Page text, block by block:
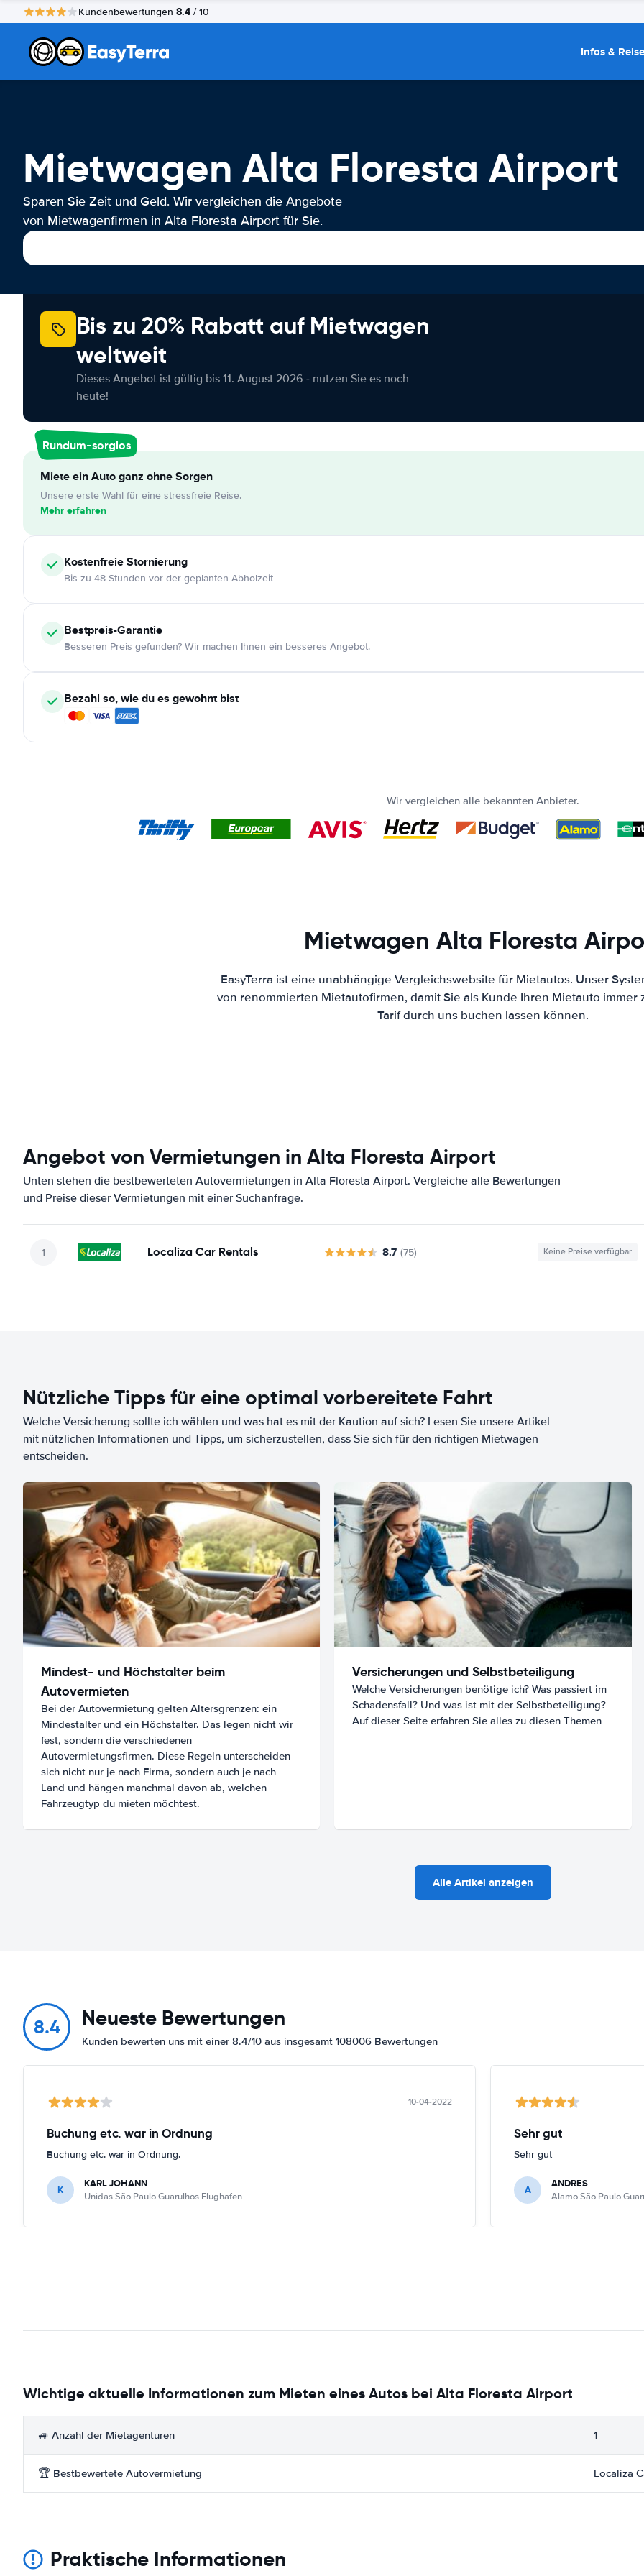
Kundenbewertungen 8.4 / 10
Infos &
Mietwagen Alta Floresta Airport
Sparen Sie Zeit und Geld. Wir vergleichen die Angebote
von Mietwagenfirmen in Alta Floresta Airport für Sie.
Bis zu 20% Rabatt auf Mietwagen
weltweit
Dieses Angebot ist gültig bis 11. August 2026 - nutzen Sie es noch
heute!
Rundum-sorglos
Miete ein Auto ganz ohne Sorgen
Unsere erste Wahl für eine stressfreie Reise.
Mehr erfahren
KostenfreieStornierung
Bis zu 48 Stunden vor der geplanten Abholzeit
Bestpreis-Garantie
Besseren Preis gefunden? Wir machen Ihnen ein besseres Angebot.
Bezahl so, wie du es gewohnt bist
Wir vergleichen alle bekannten Anbieter.
Mietwagen Alta Floresta
EasyTerra ist eine unabhängige Vergleichswebsite für Mietautos. Unser
von renommierten Mietautofirmen, damit Sie als Kunde Ihren Mietauto immer
Tarif durch uns buchen lassen können.
Angebot von Vermietungen in Alta Floresta Airport
Unten stehen die bestbewerteten Autovermietungen in Alta Floresta Airport. Vergleiche alle Bewertungen
und Preise dieser Vermietungen mit einer Suchanfrage.
Localiza Car Rentals 8.7 (75) Keine Preise verfügbar
Nützliche Tipps für eine optimal vorbereitete Fahrt
Welche Versicherung sollte ich wählen und was hat es mit der Kaution auf sich? Lesen Sie unsere Artikel
mit nützlichen Informationen und Tipps, um sicherzustellen, dass Sie sich für den richtigen Mietwagen
entscheiden.
Mindest- und Höchstalter beim
Autovermieten
Bei der Autovermietung gelten Altersgrenzen: ein
Mindestalter und ein Höchstalter. Das legen nicht wir
fest, sondern die verschiedenen
Autovermietungsfirmen. Diese Regeln unterscheiden
sich nicht nur je nach Firma, sondern auch je nach
Land und hängen manchmal davon ab, welchen
Fahrzeugtyp du mieten möchtest.
Versicherungen und Selbstbeteiligung
Welche Versicherungen benötige ich? Was passiert im
Schadensfall? Und was ist mit der Selbstbeteiligung?
Auf dieser Seite erfahren Sie alles zu diesen Themen
Alle Artikel anzeigen
8.4 Neueste Bewertungen
Kunden bewerten uns mit einer 8.4/10 aus insgesamt 108006 Bewertungen
10-04-2022
Buchung etc. war in Ordnung
Buchung etc. war in Ordnung.
K KARL JOHANN
Unidas São Paulo Guarulhos Flughafen
Sehr gut
Sehr gut
A ANDRES
Alamo São Paulo
Wichtige aktuelle Informationen zum Mieten eines Autos bei Alta Floresta Airport
🚙 Anzahl der Mietagenturen 1
🏆 Bestbewertete Autovermietung Localiza
Praktische Informationen